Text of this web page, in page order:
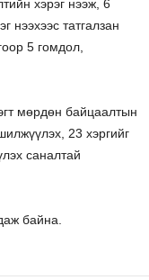
хэрэг нээж, 6
нээхээс татгалзан
5 гомдол,
мөрдөн байцаалтын
23 хэргийг
саналтай
байна.